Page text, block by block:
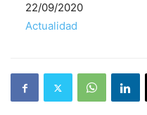
Fecha
22/09/2020
Respecto a
Actualidad